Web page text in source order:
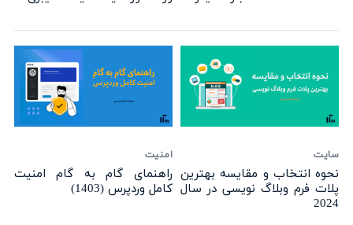
سایت
نحوه انتخاب و مقایسه بهترین
پلات فرم وبلاگ نویسی در سال
2024
امنیت
راهنمای گام به گام امنیت
کامل وردپرس (1403)